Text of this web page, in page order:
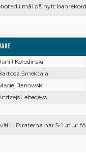
i mål på nytt
Kolodinski
Smektala
Janowski
Lebedevs
Piraterna har 5-1 ut ur